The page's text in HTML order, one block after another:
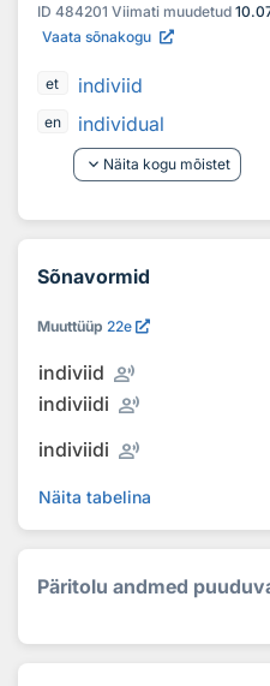
ID 484201 Viimati muudetud
Vaata sõnakogu
et indiviid
en
individual
keyboard_arrow_down Näita kogu mõistet
Sõnavormid
Muuttüüp 22e
indiviid record_voice_over
indiviidi record_voice_over
indiviidi record_voice_over
Näita tabelina
Päritolu andmed